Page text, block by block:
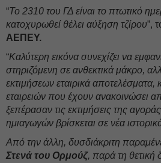
“Το 2310 του ΓΔ είναι το πτωτικό
κατοχυρωθεί θέλει αύξηση τζίρου”,
ΑΕΠΕΥ.
“Καλύτερη εικόνα συνεχίζει να
στηριζόμενη σε ανθεκτικά μάκρο,
εκτιμήσεων εταιρικά
εταιρειών που έχουν ανακοινώσει
ξεπέρασαν τις εκτιμήσεις της
ημιαγωγών βρίσκεται σε νέα
Από την άλλη, δυσδιάκριτη
Στενά του Ορμούζ, παρά τη θετική